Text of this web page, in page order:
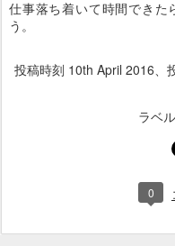
仕事落ち着いて時間できた
う。
投稿時刻 10th April 2016
ラベ
0